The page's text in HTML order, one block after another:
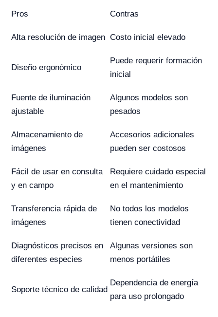
Pros Contras
Alta resolución de imagen Costo inicial elevado
Diseño ergonómico
Puede requerir formación
inicial
Fuente de iluminación
ajustable
Algunos modelos son
pesados
Almacenamiento de
imágenes
Accesorios adicionales
pueden ser costosos
Fácil de usar en consulta
y en campo
Requiere cuidado especial
en el mantenimiento
Transferencia rápida de
imágenes
No todos los modelos
tienen conectividad
Diagnósticos precisos en
diferentes especies
Algunas versiones son
menos portátiles
Soporte técnico de calidad
Dependencia de energía
para uso prolongado